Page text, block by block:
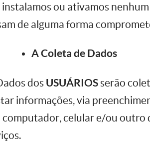
instalamos ou ativamos
de alguma forma
A Coleta de Dados
dos USUÁRIOS serão
informações, via
computador, celular e/ou outro